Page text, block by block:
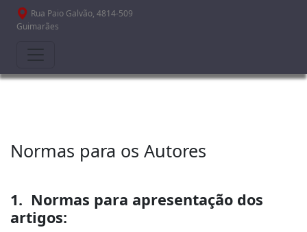
Passar para o conteúdo principal
Rua Paio Galvão, 4814-509
Guimarães
Normas para os Autores
1. Normas para apresentação dos
artigos: